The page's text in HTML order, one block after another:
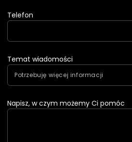
Telefon
Temat wiadomości
Napisz, w czym możemy Ci pomóc